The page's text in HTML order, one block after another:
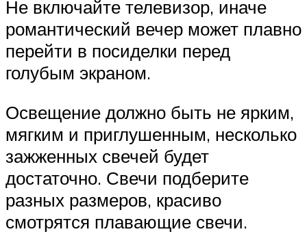
Не включайте телевизор, иначе
романтический вечер может плавно
перейти в посиделки перед
голубым экраном.
Освещение должно быть не ярким,
мягким и приглушенным, несколько
зажженных свечей будет
достаточно. Свечи подберите
разных размеров, красиво
смотрятся плавающие свечи.